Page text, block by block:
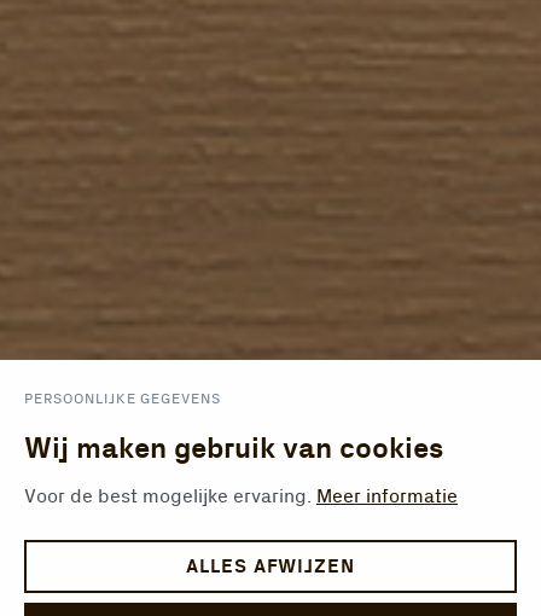
PERSOONLIJKE GEGEVENS
Wij maken gebruik van cookies
Voor de best mogelijke ervaring. Meer informatie
ALLES AFWIJZEN